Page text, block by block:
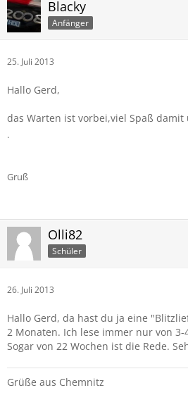
Blacky
Anfänger
25. Juli 2013
Hallo Gerd,
das Warten ist vorbei,viel Spaß
.
Gruß
Olli82
Schüler
26. Juli 2013
Hallo Gerd, da hast du ja eine
2 Monaten. Ich lese immer nur von 3-
Sogar von 22 Wochen ist die Rede.
Grüße aus Chemnitz